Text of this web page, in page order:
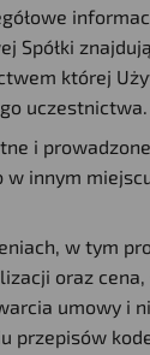
Spółki
której
uczestnictwa.
i
w innym
w tym
oraz
umowy i
przepisów